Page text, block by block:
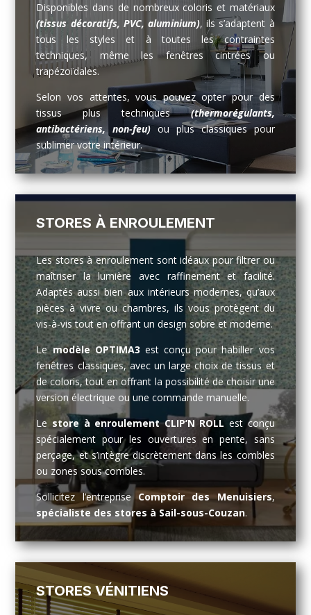
Disponibles dans de nombreux coloris et matériaux
(tissus décoratifs, PVC, aluminium), ils s’adaptent à
tous les styles et à toutes les contraintes
techniques, même les fenêtres cintrées ou
trapézoïdales.
Selon vos attentes, vous pouvez opter pour des
tissus plus techniques(thermorégulants,
antibactériens, non-feu) ou plus classiques pour
sublimer votre intérieur.
STORES À ENROULEMENT
Les stores à enroulement sont idéaux pour filtrer ou
maîtriser la lumière avec raffinement et facilité.
Adaptés aussi bien aux intérieurs modernes, qu’aux
pièces à vivre ou chambres, ils vous protègent du
vis-à-vis tout en offrant un design sobre et moderne.
Lemodèle OPTIMA3 est conçu pour habiller vos
fenêtres classiques, avec un large choix de tissus et
de coloris, tout en offrant la possibilité de choisir une
version électrique ou une commande manuelle.
Le store à enroulement CLIP’N ROLL est conçu
spécialement pour les ouvertures en pente, sans
perçage, et s’intègre discrètement dans les combles
ou zones sous combles.
Sollicitez l’entrepriseComptoir des Menuisiers,
spécialiste des stores à Sail-sous-Couzan.
STORES VÉNITIENS